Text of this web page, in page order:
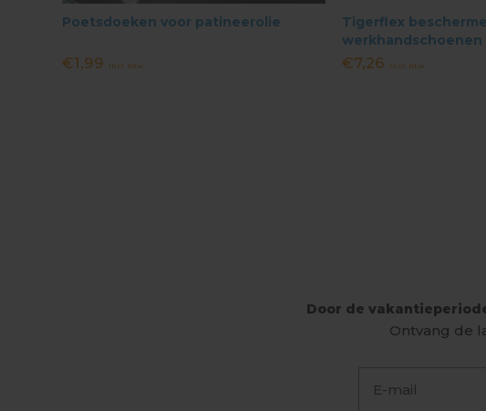
Poetsdoeken voor patineerolie
€1,99 Incl. btw
Tigerflex
werkhandschoenen
€7,26 Incl. btw
Door de
Ontvang de